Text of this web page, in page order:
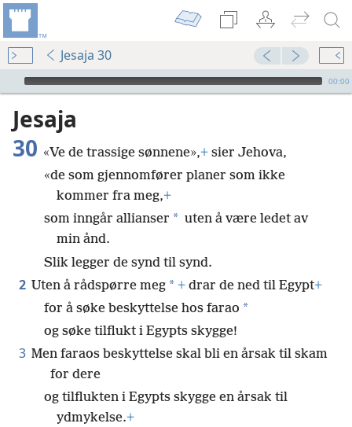
Jesaja 30
Audio Player
00:00
Jesaja
30 «Ve de trassige sønnene»,+ sier Jehova,
«de som gjennomfører planer som ikke
kommer fra meg,+
som inngår allianser * uten å være ledet av
min ånd.
Slik legger de synd til synd.
2 Uten å rådspørre meg * + drar de ned til Egypt+
for å søke beskyttelse hos farao *
og søke tilflukt i Egypts skygge!
3 Men faraos beskyttelse skal bli en årsak til skam
for dere
og tilflukten i Egypts skygge en årsak til
ydmykelse.+